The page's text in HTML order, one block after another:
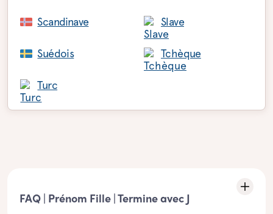
Scandinave Slave
Suédois Tchèque
Turc
FAQ | Prénom Fille | Termine avec J